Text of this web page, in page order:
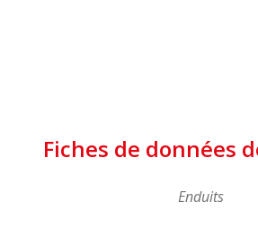
Fiches de données
Enduits